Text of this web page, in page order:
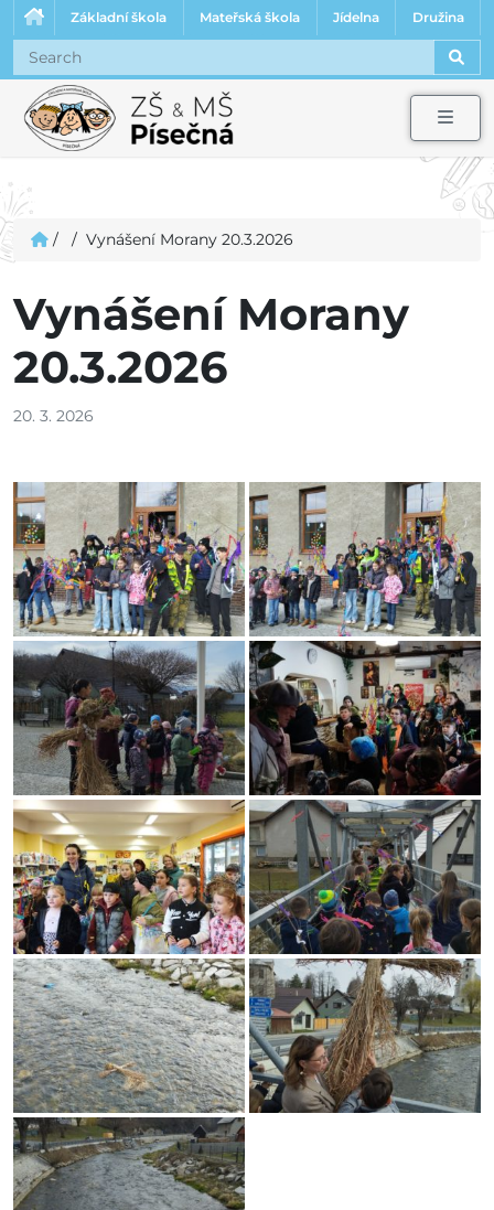
Základní škola Mateřská škola Jídelna Družina
/ / Vynášení Morany 20.3.2026
Vynášení Morany
20.3.2026
20. 3. 2026